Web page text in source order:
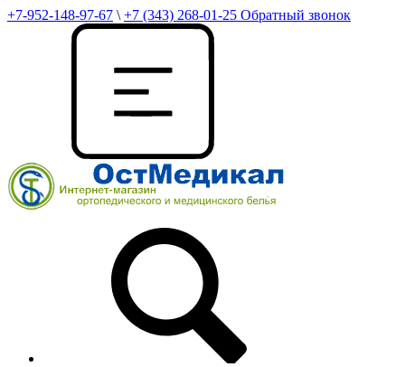
+7-952-148-97-67 \ +7 (343) 268-01-25 Обратный звонок